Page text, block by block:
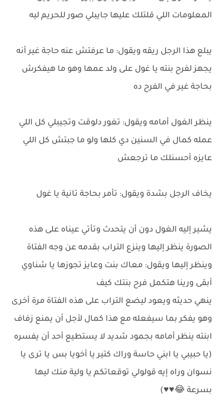
المعلومات اللي قلتلك عليها جايبلي صور للحريم ليه
يبلع هذا الرجل ريقه ويقول: ما عرفتش عنه حاجة غير أنه
يجهز لفرح بنته يا غول على ولد عمها وهو ما هيفكرش
بحاجة غير في الفرح ده
ينظر الغول أمامه ويقول: تغور دلوقت وتجيبلي كل اللي
عمله كمال في السنين دي كلها ولو ما جبتش كل اللي
عايزه أحسنلك ما ترجعش
يخاف الرجل بشدة ويقول: تأمر بحاجة تانية يا غول
يشير إليه الغول دون أن يتحدث وتأتي عيناه على هذه
الصورة ينظر إليها وينزع التراب بقدمه عن وجه الفتاة
وينظر إليها ويقول: معاك بنت وعايز تجوزها يا شناوي
أبقى ورينا هتكمل فرح بنتك كيف
ينهي حديثه ويعود ليضع التراب على هذه الفتاة مرة أخرى
وهو يفكر بما سيفعله مع هذا كمال لأجل أن يمنع زفاف
ابنته ينظر أمامه بجمود شديد لا يستطيع أحد أن يفسره
(يا حبيبي يا ابني حاسة وراك كتير يا أخويا بس يا ترى يا
نسوان وراه إيه قولولي توقعاتكم يا ولية منك ليها
بسرعة 😂♥️♥️)